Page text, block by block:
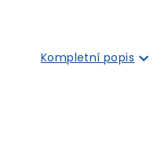
Kompletní popis 